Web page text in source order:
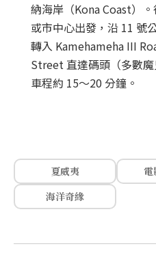
納海岸（Kona Coast）。
或市中心出發，沿 11 號
轉入 Kamehameha III
Street 直達碼頭（多數魔
車程約 15～20 分鐘。
夏威夷
電
海洋奇緣